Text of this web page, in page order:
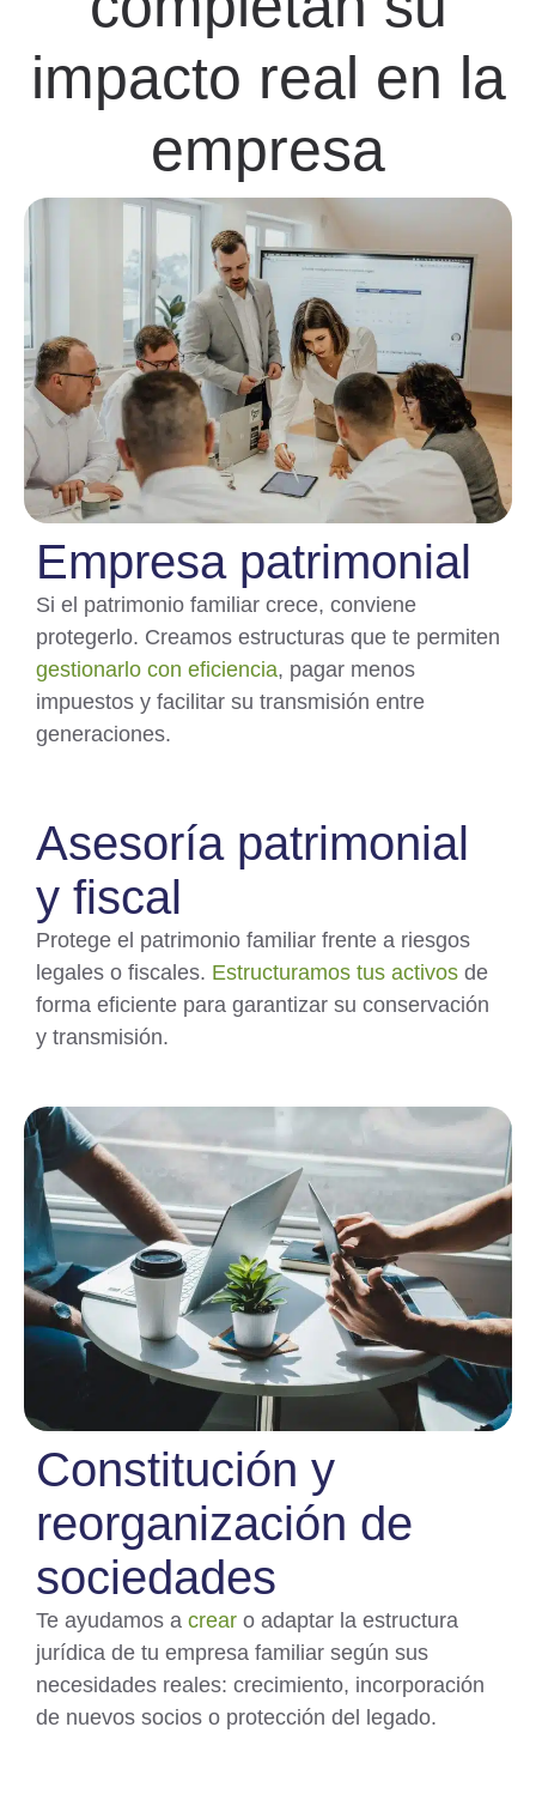
impacto real en la
empresa
Empresa patrimonial
Si el patrimonio familiar crece, conviene
protegerlo. Creamos estructuras que te permiten
gestionarlo con eficiencia, pagar menos
impuestos y facilitar su transmisión entre
generaciones.
Asesoría patrimonial
y fiscal
Protege el patrimonio familiar frente a riesgos
legales o fiscales. Estructuramos tus activos de
forma eficiente para garantizar su conservación
y transmisión.
Constitución y
reorganización de
sociedades
Te ayudamos a crear o adaptar la estructura
jurídica de tu empresa familiar según sus
necesidades reales: crecimiento, incorporación
de nuevos socios o protección del legado.